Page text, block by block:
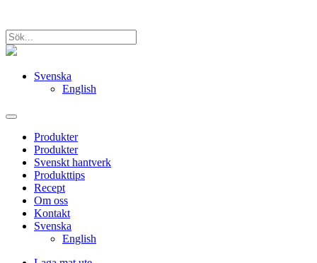
Svenska
English
Produkter
Produkter
Svenskt hantverk
Produkttips
Recept
Om oss
Kontakt
Svenska
English